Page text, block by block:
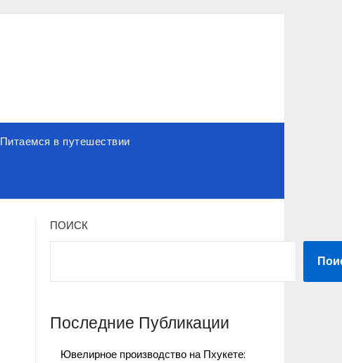
Питаемся в путешествии
ПОИСК
Последние Публикации
Ювелирное производство на Пхукете: